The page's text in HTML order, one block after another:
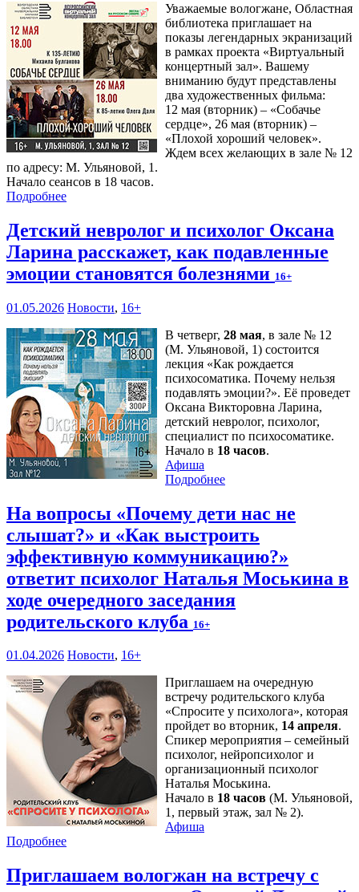
Уважаемые вологжане, Областная
библиотека приглашает на
показы легендарных экранизаций
в рамках проекта «Виртуальный
концертный зал». Вашему
вниманию будут представлены
два художественных фильма:
12 мая (вторник) – «Собачье
сердце», 26 мая (вторник) –
«Плохой хороший человек».
Ждем всех желающих в зале № 12
по адресу: М. Ульяновой, 1.
Начало сеансов в 18 часов.
Подробнее
Детский невролог и психолог Оксана
Ларина расскажет, как подавленные
эмоции становятся болезнями 16+
01.05.2026 Новости, 16+
В четверг, 28 мая, в зале № 12
(М. Ульяновой, 1) состоится
лекция «Как рождается
психосоматика. Почему нельзя
подавлять эмоции?». Её проведет
Оксана Викторовна Ларина,
детский невролог, психолог,
специалист по психосоматике.
Начало в 18 часов.
Афиша
Подробнее
На вопросы «Почему дети нас не
слышат?» и «Как выстроить
эффективную коммуникацию?»
ответит психолог Наталья Моськина в
ходе очередного заседания
родительского клуба 16+
01.04.2026 Новости, 16+
Приглашаем на очередную
встречу родительского клуба
«Спросите у психолога», которая
пройдет во вторник, 14 апреля.
Спикер мероприятия – семейный
психолог, нейропсихолог и
организационный психолог
Наталья Моськина.
Начало в 18 часов (М. Ульяновой,
1, первый этаж, зал № 2).
Афиша
Подробнее
Приглашаем вологжан на встречу с